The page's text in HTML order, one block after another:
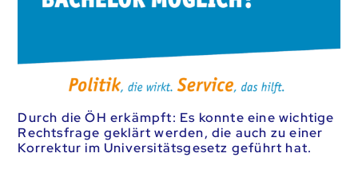
Durch die ÖH erkämpft: Es konnte eine wichtige
Rechtsfrage geklärt werden, die auch zu einer
Korrektur im Universitätsgesetz geführt hat.